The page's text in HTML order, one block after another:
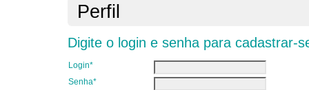
Perfil
Digite o login e senha para cadastrar-
Login*
Senha*